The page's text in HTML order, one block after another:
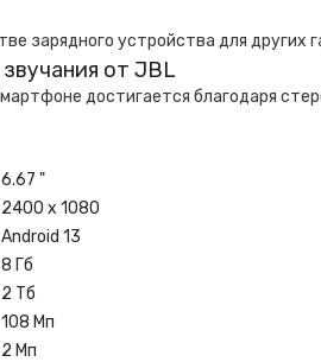
зарядного устройства для
от JBL
достигается благодаря
6.67 "
2400 x 1080
Android 13
8 Гб
2 Тб
108 Мп
2 Мп